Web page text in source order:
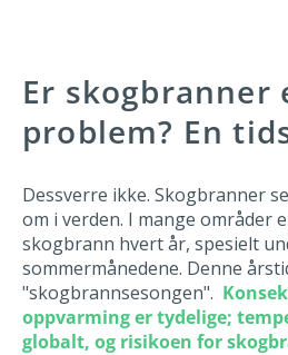
Er skogbranner
problem? En
Dessverre ikke. Skogbranner
om i verden. I mange områder
skogbrann hvert år, spesielt
sommermånedene. Denne
"skogbrannsesongen".
oppvarming er tydelige;
globalt, og risikoen for